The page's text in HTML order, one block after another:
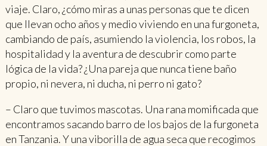
viaje. Claro, ¿cómo miras a unas personas que te dicen
que llevan ocho años y medio viviendo en una furgoneta,
cambiando de país, asumiendo la violencia, los robos, la
hospitalidad y la aventura de descubrir como parte
lógica de la vida? ¿Una pareja que nunca tiene baño
propio, ni nevera, ni ducha, ni perro ni gato?
– Claro que tuvimos mascotas. Una rana momificada que
encontramos sacando barro de los bajos de la furgoneta
en Tanzania. Y una viborilla de agua seca que recogimos